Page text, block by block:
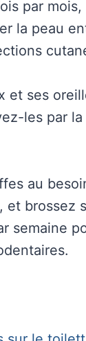
par
la peau
et ses
les par la
au
et brossez
semaine